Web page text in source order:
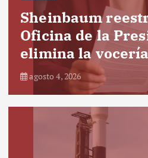
Sheinbaum
Oficina de la
elimina la
agosto 4, 2026